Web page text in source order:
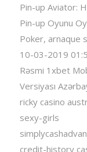
Pin-up Aviator:
Pin-up Oyunu
Poker, arnaque
10-03-2019
Rəsmi 1xbet
Versiyası
ricky casino
sexy-girls
credit-history